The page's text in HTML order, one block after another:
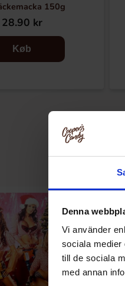
Denna
Vi använder
sociala medier
till de sociala
med annan
150g
28.90 kr
Køb